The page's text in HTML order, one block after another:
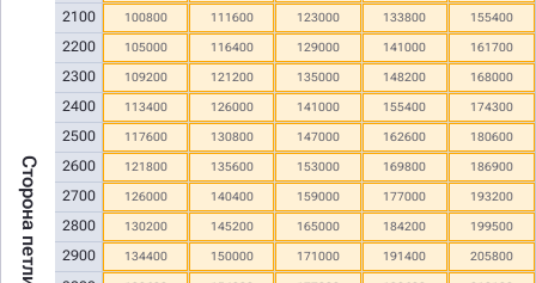
Сторона петли
2100
2200
2300
2400
2500
2600
2700
2800
2900
100800 111600 123000 133800 155400
105000 116400 129000 141000 161700
109200 121200 135000 148200 168000
113400 126000 141000 155400 174300
117600 130800 147000 162600 180600
121800 135600 153000 169800 186900
126000 140400 159000 177000 193200
130200 145200 165000 184200 199500
134400 150000 171000 191400 205800